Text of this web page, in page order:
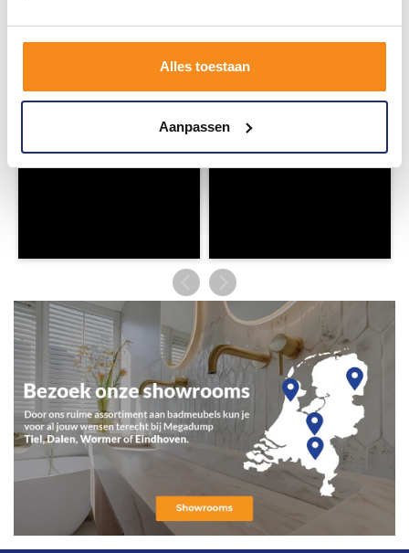
Alles toestaan
Aanpassen